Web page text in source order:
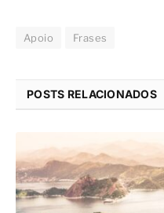
Apoio Frases
POSTS RELACIONADOS